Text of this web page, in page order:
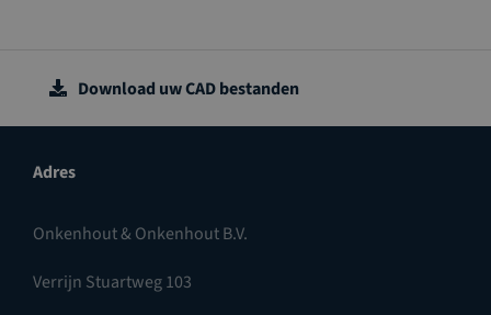
Download uw CAD bestanden
Adres
Onkenhout & Onkenhout B.V.
Verrijn Stuartweg 103